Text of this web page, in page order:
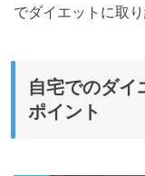
でダイエットに取
自宅でのダイ
ポイント